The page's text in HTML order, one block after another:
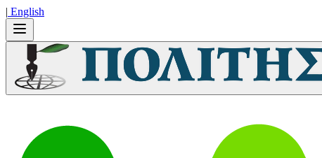
| Εnglish